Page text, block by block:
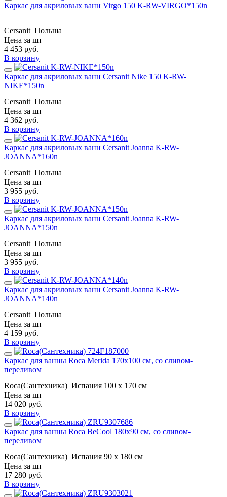
Каркас для акриловых ванн Virgo 150 K-RW-VIRGO*150n
Cersanit Польша
Цена за шт
4 453 руб.
В корзину
Каркас для акриловых ванн Cersanit Nike 150 K-RW-
NIKE*150n
Cersanit Польша
Цена за шт
4 362 руб.
В корзину
Каркас для акриловых ванн Cersanit Joanna K-RW-
JOANNA*160n
Cersanit Польша
Цена за шт
3 955 руб.
В корзину
Каркас для акриловых ванн Cersanit Joanna K-RW-
JOANNA*150n
Cersanit Польша
Цена за шт
3 955 руб.
В корзину
Каркас для акриловых ванн Cersanit Joanna K-RW-
JOANNA*140n
Cersanit Польша
Цена за шт
4 159 руб.
В корзину
Каркас для ванны Roca Merida 170х100 см, со сливом-
переливом
Roca(Сантехника) Испания 100 x 170 см
Цена за шт
14 020 руб.
В корзину
Каркас для ванны Roca BeCool 180х90 см, со сливом-
переливом
Roca(Сантехника) Испания 90 x 180 см
Цена за шт
17 280 руб.
В корзину